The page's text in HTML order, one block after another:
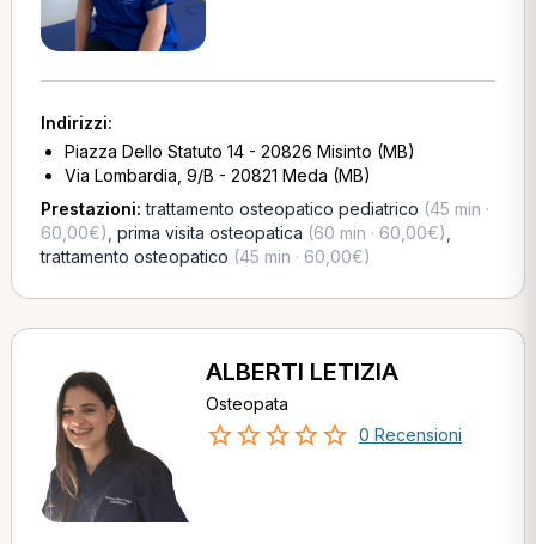
Indirizzi:
Piazza Dello Statuto 14 - 20826 Misinto (MB)
Via Lombardia, 9/B - 20821 Meda (MB)
Prestazioni:trattamento osteopatico pediatrico (45 min ·
60,00€) prima visita osteopatica (60 min · 60,00€)
trattamento osteopatico (45 min · 60,00€)
ALBERTI LETIZIA
Osteopata
0 Recensioni